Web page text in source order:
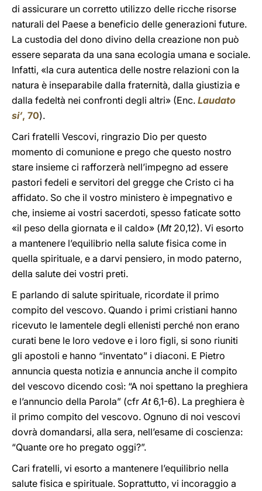
di assicurare un corretto utilizzo delle ricche risorse
naturali del Paese a beneficio delle generazioni future.
La custodia del dono divino della creazione non può
essere separata da una sana ecologia umana e sociale.
Infatti, «la cura autentica delle nostre relazioni con la
natura è inseparabile dalla fraternità, dalla giustizia e
dalla fedeltà nei confronti degli altri» (Enc. Laudato
si’, 70).
Cari fratelli Vescovi, ringrazio Dio per questo
momento di comunione e prego che questo nostro
stare insieme ci rafforzerà nell’impegno ad essere
pastori fedeli e servitori del gregge che Cristo ci ha
affidato. So che il vostro ministero è impegnativo e
che, insieme ai vostri sacerdoti, spesso faticate sotto
«il peso della giornata e il caldo» (Mt 20,12). Vi esorto
a mantenere l’equilibrio nella salute fisica come in
quella spirituale, e a darvi pensiero, in modo paterno,
della salute dei vostri preti.
E parlando di salute spirituale, ricordate il primo
compito del vescovo. Quando i primi cristiani hanno
ricevuto le lamentele degli ellenisti perché non erano
curati bene le loro vedove e i loro figli, si sono riuniti
gli apostoli e hanno “inventato” i diaconi. E Pietro
annuncia questa notizia e annuncia anche il compito
del vescovo dicendo così: “A noi spettano la preghiera
e l’annuncio della Parola” (cfrAt6,1-6). La preghiera è
il primo compito del vescovo. Ognuno di noi vescovi
dovrà domandarsi, alla sera, nell’esame di coscienza:
“Quante ore ho pregato oggi?”.
Cari fratelli, vi esorto a mantenere l’equilibrio nella
salute fisica e spirituale. Soprattutto, vi incoraggio a